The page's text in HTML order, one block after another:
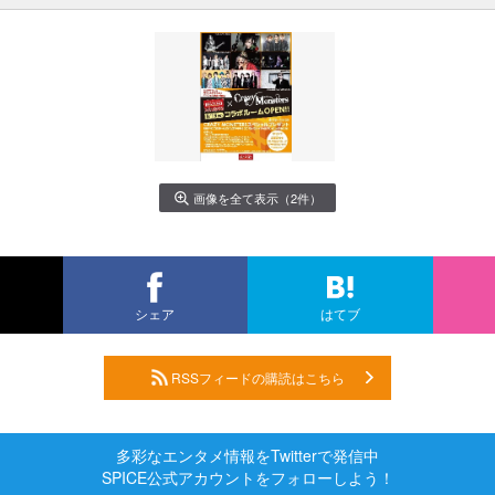
画像を全て表示（2件）
シェア はてブ
RSSフィードの購読はこちら
多彩なエンタメ情報をTwitterで発信中
SPICE公式アカウントをフォローしよう！